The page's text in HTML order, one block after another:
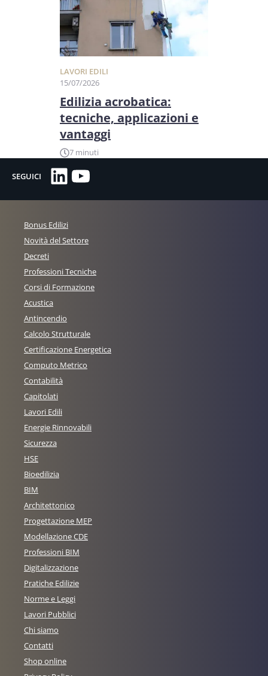
LAVORI EDILI
15/07/2026
Edilizia acrobatica:
tecniche, applicazioni e
vantaggi
7 minuti
SEGUICI LinkedIn
YouTube
Bonus Edilizi
Novità del Settore
Decreti
Professioni Tecniche
Corsi di Formazione
Acustica
Antincendio
Calcolo Strutturale
Certificazione Energetica
Computo Metrico
Contabilità
Capitolati
Lavori Edili
Energie Rinnovabili
Sicurezza
HSE
Bioedilizia
BIM
Architettonico
Progettazione MEP
Modellazione CDE
Professioni BIM
Digitalizzazione
Pratiche Edilizie
Norme e Leggi
Lavori Pubblici
Chi siamo
Contatti
Shop online